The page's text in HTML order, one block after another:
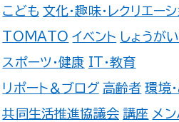
こども 文化・趣味・レクリエー
TOMATO イベント しょうが
スポーツ・健康 IT・教育
リポート＆ブログ 高齢者 環境
共同生活推進協議会 講座 メ